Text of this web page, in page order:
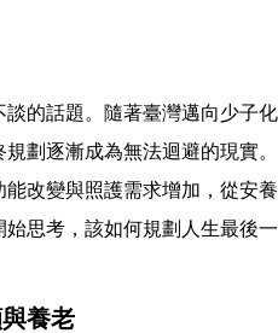
的話題。隨著臺灣邁向少子化
劃逐漸成為無法迴避的現實。
改變與照護需求增加，從安養
思考，該如何規劃人生最後一
養老